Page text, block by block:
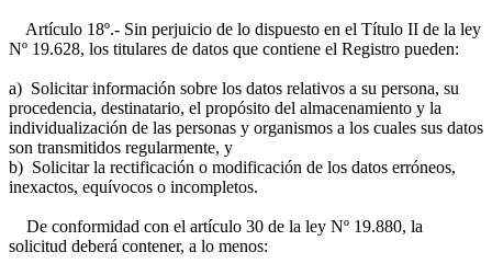
Artículo 18º.- Sin perjuicio de lo dispuesto en el Título II de la ley
Nº 19.628, los titulares de datos que contiene el Registro pueden:
a) Solicitar información sobre los datos relativos a su persona, su
procedencia, destinatario, el propósito del almacenamiento y la
individualización de las personas y organismos a los cuales sus datos
son transmitidos regularmente, y
b) Solicitar la rectificación o modificación de los datos erróneos,
inexactos, equívocos o incompletos.
De conformidad con el artículo 30 de la ley Nº 19.880, la
solicitud deberá contener, a lo menos: